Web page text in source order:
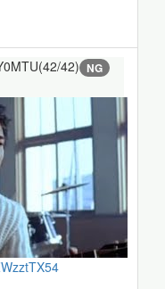
42) NG